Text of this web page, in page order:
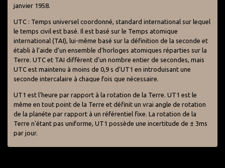
janvier 1958.
UTC : Temps universel coordonné, standard international sur lequel
le temps civil est basé. Il est basé sur le Temps atomique
international (TAI), lui-même basé sur la définition de la seconde et
établi à l'aide d'un ensemble d'horloges atomiques réparties sur la
Terre. UTC et TAI diffèrent d'un nombre entier de secondes, mais
UTC est maintenu à moins de 0,9 s d'UT1 en introduisant une
seconde intercalaire à chaque fois que nécessaire.
UT1 est l'heure par rapport à la rotation de la Terre. UT1 est le
même en tout point de la Terre et définit un vrai angle de rotation
de la planéte par rapport à un référentiel fixe. La rotation de la
Terre n'étant pas uniforme, UT1 possède une incertitude de ± 3ms
par jour.